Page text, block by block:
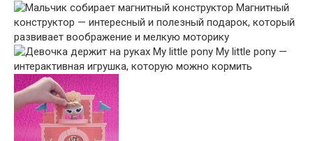
Магнитный
конструктор — интересный и полезный подарок, который
развивает воображение и мелкую моторику
My little pony —
интерактивная игрушка, которую можно кормить